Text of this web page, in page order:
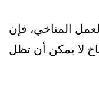
المناخي، فإن
لا يمكن أن تظل